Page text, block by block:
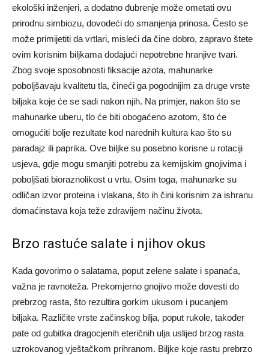
ekološki inženjeri, a dodatno đubrenje može ometati ovu
prirodnu simbiozu, dovodeći do smanjenja prinosa. Često se
može primijetiti da vrtlari, misleći da čine dobro, zapravo štete
ovim korisnim biljkama dodajući nepotrebne hranjive tvari.
Zbog svoje sposobnosti fiksacije azota, mahunarke
poboljšavaju kvalitetu tla, čineći ga pogodnijim za druge vrste
biljaka koje će se sadi nakon njih. Na primjer, nakon što se
mahunarke uberu, tlo će biti obogaćeno azotom, što će
omogućiti bolje rezultate kod narednih kultura kao što su
paradajz ili paprika. Ove biljke su posebno korisne u rotaciji
usjeva, gdje mogu smanjiti potrebu za kemijskim gnojivima i
poboljšati bioraznolikost u vrtu. Osim toga, mahunarke su
odličan izvor proteina i vlakana, što ih čini korisnim za ishranu
domaćinstava koja teže zdravijem načinu života.
Brzo rastuće salate i njihov okus
Kada govorimo o salatama, poput zelene salate i spanaća,
važna je ravnoteža. Prekomjerno gnojivo može dovesti do
prebrzog rasta, što rezultira gorkim ukusom i pucanjem
biljaka. Različite vrste začinskog bilja, poput rukole, također
pate od gubitka dragocjenih eteričnih ulja uslijed brzog rasta
uzrokovanog vještačkom prihranom. Biljke koje rastu prebrzo